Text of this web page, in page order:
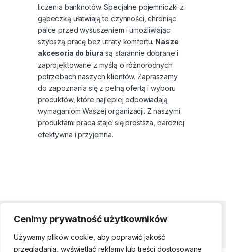
Cenimy prywatność użytkowników
Używamy plików cookie, aby poprawić jakość
przeglądania, wyświetlać reklamy lub treści dostosowane
liczenia banknotów. Specjalne pojemniczki z
gąbeczką ułatwiają te czynności, chroniąc
palce przed wysuszeniem i umożliwiając
szybszą pracę bez utraty komfortu. Nasze
akcesoria do biura są starannie dobrane i
zaprojektowane z myślą o różnorodnych
potrzebach naszych klientów. Zapraszamy
do zapoznania się z pełną ofertą i wyboru
produktów, które najlepiej odpowiadają
wymaganiom Waszej organizacji. Z naszymi
produktami praca staje się prostsza, bardziej
efektywna i przyjemna.
Strefa klienta